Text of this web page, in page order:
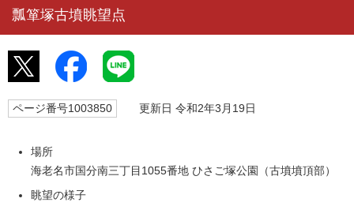
瓢箪塚古墳眺望点
ページ番号1003850 更新日 令和2年3月19日
場所
海老名市国分南三丁目1055番地 ひさご塚公園（古墳墳頂部）
眺望の様子